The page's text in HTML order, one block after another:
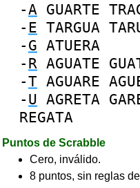
-A GUARTE
- E TARGUA
- G ATUERA
- R AGUATE
-T AGUARE
- U AGRETA
REGATA
Puntos de Scrabble
Cero, inválido.
8 puntos, sin reglas